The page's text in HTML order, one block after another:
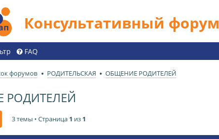
Консультативный форум
FAQ
форумов РОДИТЕЛЬСКАЯ ОБЩЕНИЕ РОДИТЕЛЕЙ
3 темы • Страница 1 из 1